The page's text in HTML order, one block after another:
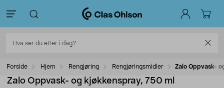
Forside Hjem Rengjøring Rengjøringsmidler Zalo Oppvask-
Zalo Oppvask- og kjøkkenspray, 750 ml